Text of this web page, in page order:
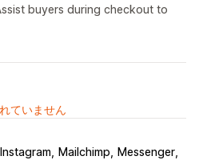
buyers during checkout to
ていません
Instagram Mailchimp
Messenger